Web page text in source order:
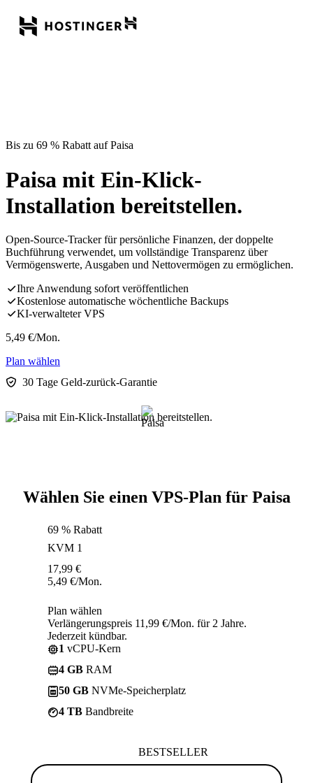
Bis zu 69 % Rabatt auf Paisa
Paisa mit Ein-Klick-
Installation bereitstellen.
Open-Source-Tracker für persönliche Finanzen, der doppelte
Buchführung verwendet, um vollständige Transparenz über
Vermögenswerte, Ausgaben und Nettovermögen zu ermöglichen.
Ihre Anwendung sofort veröffentlichen
Kostenlose automatische wöchentliche Backups
KI-verwalteter VPS
5,49 €/Mon.
Plan wählen
30 Tage Geld-zurück-Garantie
Wählen Sie einen VPS-Plan für Paisa
69 % Rabatt
KVM 1
17,99 €
5,49 €/Mon.
Plan wählen
Verlängerungspreis 11,99 €/Mon. für 2 Jahre.
Jederzeit kündbar.
1 vCPU-Kern
4 GB RAM
50 GB NVMe-Speicherplatz
4 TB Bandbreite
BESTSELLER